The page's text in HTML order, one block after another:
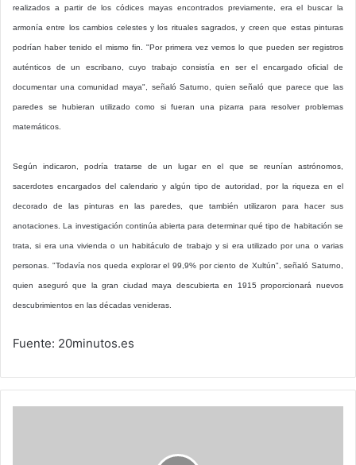
realizados a partir de los códices mayas encontrados previamente, era el buscar la
armonía entre los cambios celestes y los rituales sagrados, y creen que estas pinturas
podrían haber tenido el mismo fin. "Por primera vez vemos lo que pueden ser registros
auténticos de un escribano, cuyo trabajo consistía en ser el encargado oficial de
documentar una comunidad maya", señaló Saturno, quien señaló que parece que las
paredes se hubieran utilizado como si fueran una pizarra para resolver problemas
matemáticos.
Según indicaron, podría tratarse de un lugar en el que se reunían astrónomos,
sacerdotes encargados del calendario y algún tipo de autoridad, por la riqueza en el
decorado de las pinturas en las paredes, que también utilizaron para hacer sus
anotaciones. La investigación continúa abierta para determinar qué tipo de habitación se
trata, si era una vivienda o un habitáculo de trabajo y si era utilizado por una o varias
personas. "Todavía nos queda explorar el 99,9% por ciento de Xultún", señaló Saturno,
quien aseguró que la gran ciudad maya descubierta en 1915 proporcionará nuevos
descubrimientos en las décadas venideras.
Fuente: 20minutos.es